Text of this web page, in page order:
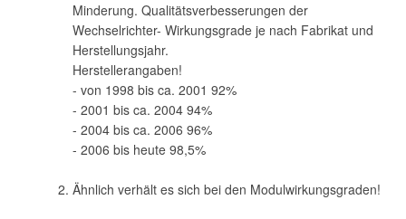
Minderung. Qualitätsverbesserungen der
Wechselrichter- Wirkungsgrade je nach Fabrikat und
Herstellungsjahr.
Herstellerangaben!
- von 1998 bis ca. 2001 92%
- 2001 bis ca. 2004 94%
- 2004 bis ca. 2006 96%
- 2006 bis heute 98,5%
Ähnlich verhält es sich bei den Modulwirkungsgraden!